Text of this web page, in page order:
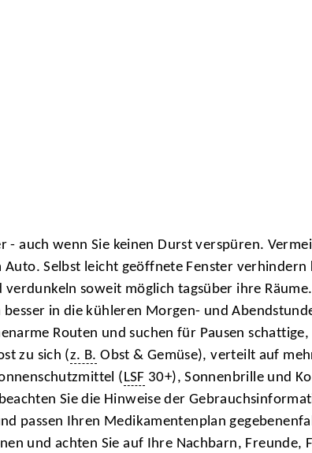
- auch wenn Sie keinen Durst verspüren.
Auto. Selbst leicht geöffnete Fenster
verdunkeln soweit möglich tagsüber ihre Räume.
in die kühleren Morgen- und
Routen und suchen für Pausen
zu sich (z. B. Obst & Gemüse), verteilt auf
(LSF 30+), Sonnenbrille und
Sie die Hinweise der
passen Ihren Medikamentenplan
und achten Sie auf Ihre Nachbarn,